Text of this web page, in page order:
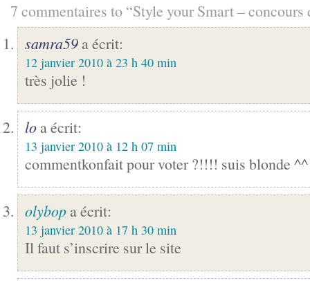
7 commentaires to “Style your Smart – concours
samra59 a écrit:
12 janvier 2010 à 23 h 40 min
très jolie !
lo a écrit:
13 janvier 2010 à 12 h 07 min
commentkonfait pour voter ?!!!! suis blonde ^^
olybop a écrit:
13 janvier 2010 à 17 h 30 min
Il faut s’inscrire sur le site